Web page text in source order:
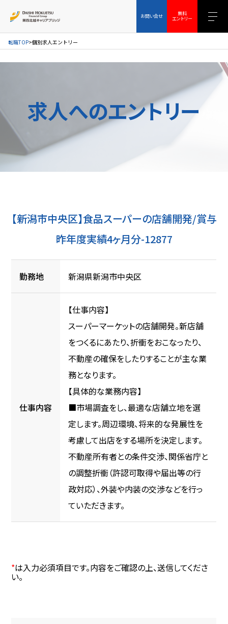
お問い合せ 無料
エントリー
お問い合せ 無料エントリー
転職TOP 個別求人エントリー
求人へのエントリー
【新潟市中央区】食品スーパーの店舗開発/賞与
昨年度実績4ヶ月分-12877
勤務地 新潟県新潟市中央区
仕事内容
【仕事内容】
スーパーマーケットの店舗開発。新店舗
をつくるにあたり、折衝をおこなったり、
不動産の確保をしたりすることが主な業
務となります。
【具体的な業務内容】
■市場調査をし、最適な店舗立地を選
定します。周辺環境、将来的な発展性を
考慮して出店をする場所を決定します。
不動産所有者との条件交渉、関係省庁と
の調整折衝（許認可取得や届出等の行
政対応）、外装や内装の交渉などを行っ
ていただきます。
*は入力必須項目です。内容をご確認の上、送信してくださ
い。